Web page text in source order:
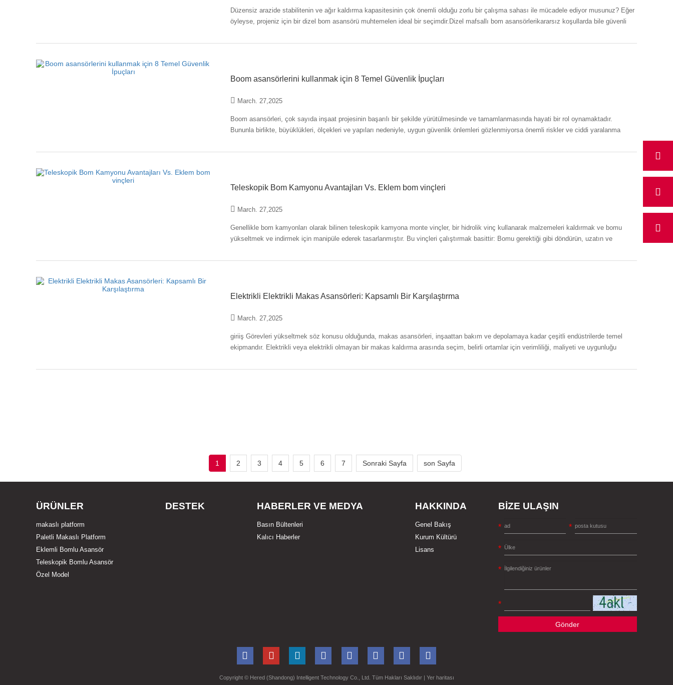
Düzensiz arazide stabilitenin ve ağır kaldırma kapasitesinin çok önemli olduğu zorlu bir çalışma sahası ile mücadele ediyor musunuz? Eğer
öyleyse, projeniz için bir dizel bom asansörü muhtemelen ideal bir seçimdir.Dizel mafsallı bom asansörlerikararsız koşullarda bile güvenli
Boom asansörlerini kullanmak için 8 Temel Güvenlik İpuçları
March. 27,2025
Boom asansörleri, çok sayıda inşaat projesinin başarılı bir şekilde yürütülmesinde ve tamamlanmasında hayati bir rol oynamaktadır.
Bununla birlikte, büyüklükleri, ölçekleri ve yapıları nedeniyle, uygun güvenlik önlemleri gözlenmiyorsa önemli riskler ve ciddi yaralanma
Teleskopik Bom Kamyonu Avantajları Vs. Eklem bom vinçleri
March. 27,2025
Genellikle bom kamyonları olarak bilinen teleskopik kamyona monte vinçler, bir hidrolik vinç kullanarak malzemeleri kaldırmak ve bomu
yükseltmek ve indirmek için manipüle ederek tasarlanmıştır. Bu vinçleri çalıştırmak basittir: Bomu gerektiği gibi döndürün, uzatın ve
Elektrikli Elektrikli Makas Asansörleri: Kapsamlı Bir Karşılaştırma
March. 27,2025
giriiş Görevleri yükseltmek söz konusu olduğunda, makas asansörleri, inşaattan bakım ve depolamaya kadar çeşitli endüstrilerde temel
ekipmandır. Elektrikli veya elektrikli olmayan bir makas kaldırma arasında seçim, belirli ortamlar için verimliliği, maliyeti ve uygunluğu
1 2 3 4 5 6 7 Sonraki Sayfa son Sayfa
ÜRÜNLER
makaslı platform
Paletli Makaslı Platform
Eklemli Bomlu Asansör
Teleskopik Bomlu Asansör
Özel Model
DESTEK HABERLER VE MEDYA
Basın Bültenleri
Kalıcı Haberler
HAKKINDA
Genel Bakış
Kurum Kültürü
Lisans
BİZE ULAŞIN
Gönder
Copyright © Hered (Shandong) Intelligent Technology Co., Ltd. Tüm Hakları Saklıdır | Yer haritası